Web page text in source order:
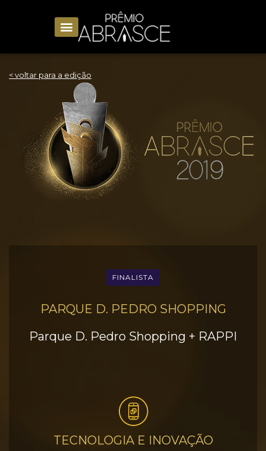
< voltar para a edição
FINALISTA
PARQUE D. PEDRO SHOPPING
Parque D. Pedro Shopping + RAPPI
TECNOLOGIA E INOVAÇÃO